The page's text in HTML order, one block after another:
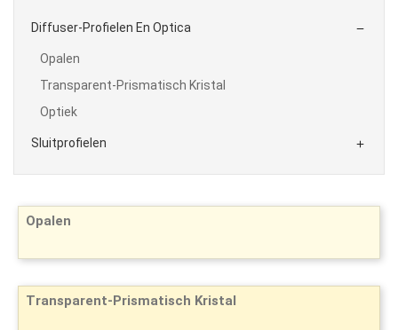
Diffuser-Profielen En Optica 
Opalen
Transparent-Prismatisch Kristal
Optiek
Sluitprofielen 
Opalen
Transparent-Prismatisch Kristal